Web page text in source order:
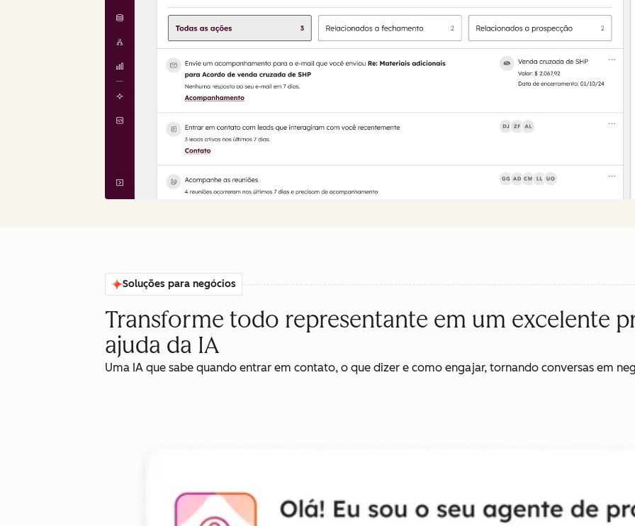
Soluções para negócios
Transforme todo representante em um excelente
ajuda da IA
Uma IA que sabe quando entrar em contato, o que dizer e como engajar, tornando conversas em